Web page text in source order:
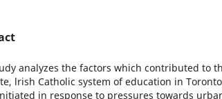
analyzes the factors which contributed to
lrish Catholic system of education in
in response to pressures towards